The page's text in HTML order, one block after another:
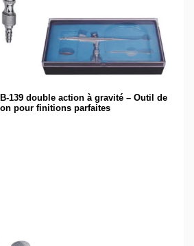
139 double action à gravité – Outil de
pour finitions parfaites